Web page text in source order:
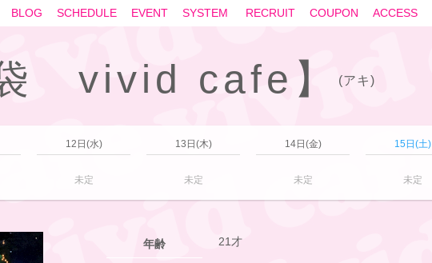
BLOG SCHEDULE EVENT SYSTEM RECRUIT COUPON ACCESS
vivid cafe】 (アキ)
12日(水) 13日(木) 14日(金) 15日(土)
未定 未定 未定 未定
年齢 21才